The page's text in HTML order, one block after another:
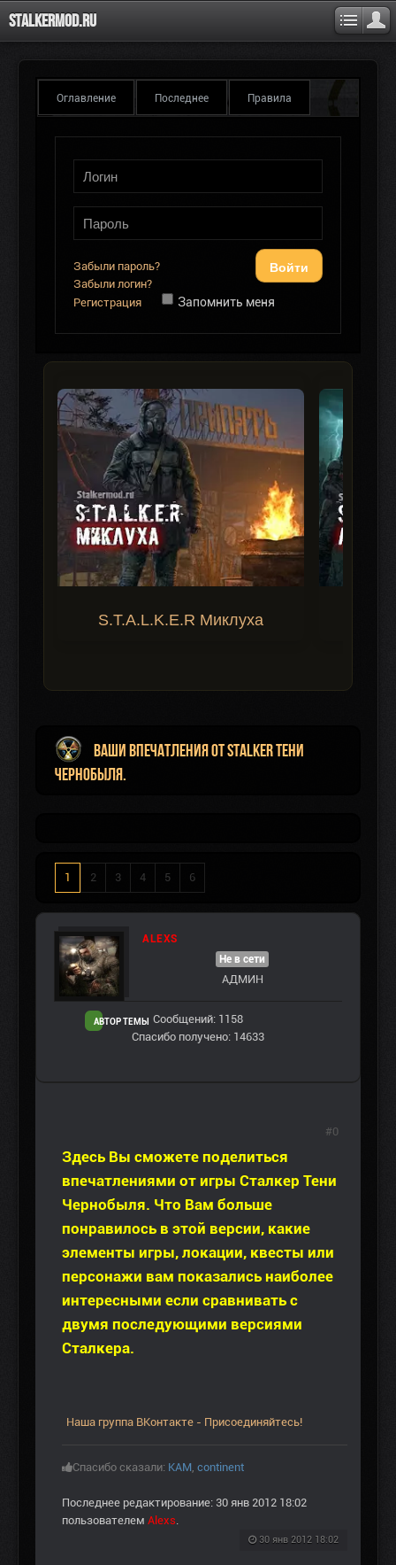
Stalkermod.ru
Оглавление Последнее Правила
Войти
Забыли пароль?
Забыли логин?
Регистрация
Запомнить меня
S.T.A.L.K.E.R Миклуха
Ваши впечатления от Stalker Тени
Чернобыля.
1 2 3 4 5 6
ALEXS
АВТОР ТЕМЫ
Не в сети
АДМИН
Сообщений: 1158
Спасибо получено: 14633
Здесь Вы сможете поделиться
впечатлениями от игры Сталкер Тени
Чернобыля. Что Вам больше
понравилось в этой версии, какие
элементы игры, локации, квесты или
персонажи вам показались наиболее
интересными если сравнивать с
двумя последующими версиями
Сталкера.
Наша группа ВКонтакте - Присоединяйтесь!
Спасибо сказали: KAM continent
Последнее редактирование: 30 янв 2012 18:02
пользователем Alexs
30 янв 2012 18:02
#0